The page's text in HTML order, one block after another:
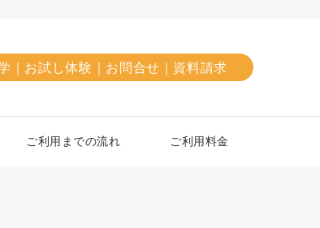
｜お試し体験｜お問合せ｜資料請求
ご利用までの流れ ご利用料金